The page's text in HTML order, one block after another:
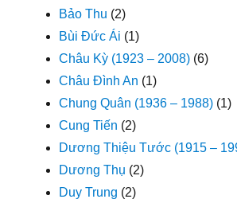
Bảo Thu (2)
Bùi Đức Ái (1)
Châu Kỳ (1923 – 2008) (6)
Châu Đình An (1)
Chung Quân (1936 – 1988) (1)
Cung Tiến (2)
Dương Thiệu Tước (1915 –
Dương Thụ (2)
Duy Trung (2)